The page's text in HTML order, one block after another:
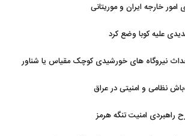
خارجه ایران و موریتانی
علیه کوبا وضع کرد
نیروگاه های خورشیدی کوچک مقیاس یا شناور
نظامی و امنیتی در عراق
راهبردی امنیت تنگه هرمز